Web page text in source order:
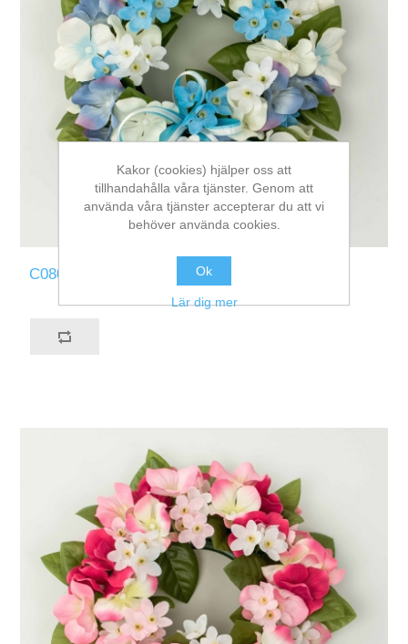
C080-BW
Kakor (cookies) hjälper oss att
tillhandahålla våra tjänster. Genom att
använda våra tjänster accepterar du att vi
behöver använda cookies.
Ok
Lär dig mer